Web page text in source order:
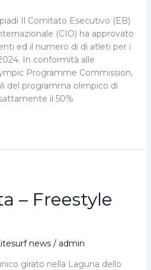
Il Comitato Esecutivo (EB)
(CIO) ha approvato
ed il numero di di atleti per i
In conformità alle
Programme Commission,
del programma olimpico di
il 50%
– Freestyle
news/ admin
girato nella Laguna dello